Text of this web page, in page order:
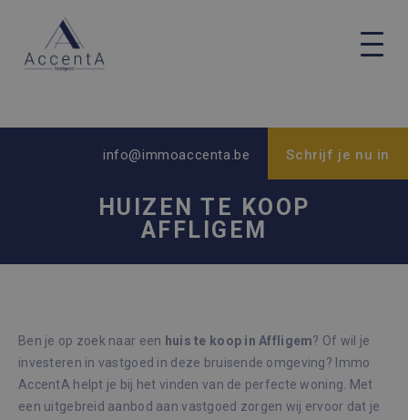
info@immoaccenta.be Schrijf je nu in
HUIZEN TE KOOP
AFFLIGEM
Ben je op zoek naar een huis te koop in Affligem? Of wil je
investeren in vastgoed in deze bruisende omgeving? Immo
AccentA helpt je bij het vinden van de perfecte woning. Met
een uitgebreid aanbod aan vastgoed zorgen wij ervoor dat je